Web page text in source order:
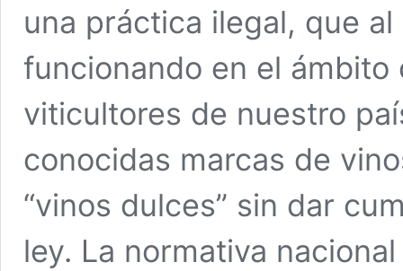
una práctica ilegal, que
funcionando en el
viticultores de nuestro
conocidas marcas de
“vinos dulces” sin dar
ley. La normativa